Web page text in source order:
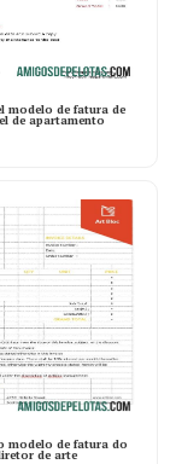
modelo de fatura de
de apartamento
modelo de fatura do
de arte